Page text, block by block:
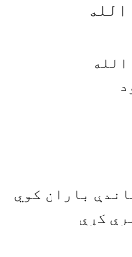
باران کوي
کړې